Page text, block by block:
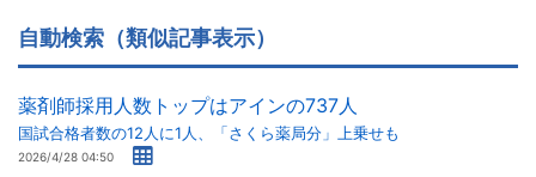
自動検索（類似記事表示）
薬剤師採用人数トップはアインの737人
国試合格者数の12人に1人、「さくら薬局分」上乗せも
2026/4/28 04:50